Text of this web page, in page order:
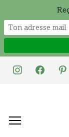
instagramfacebook